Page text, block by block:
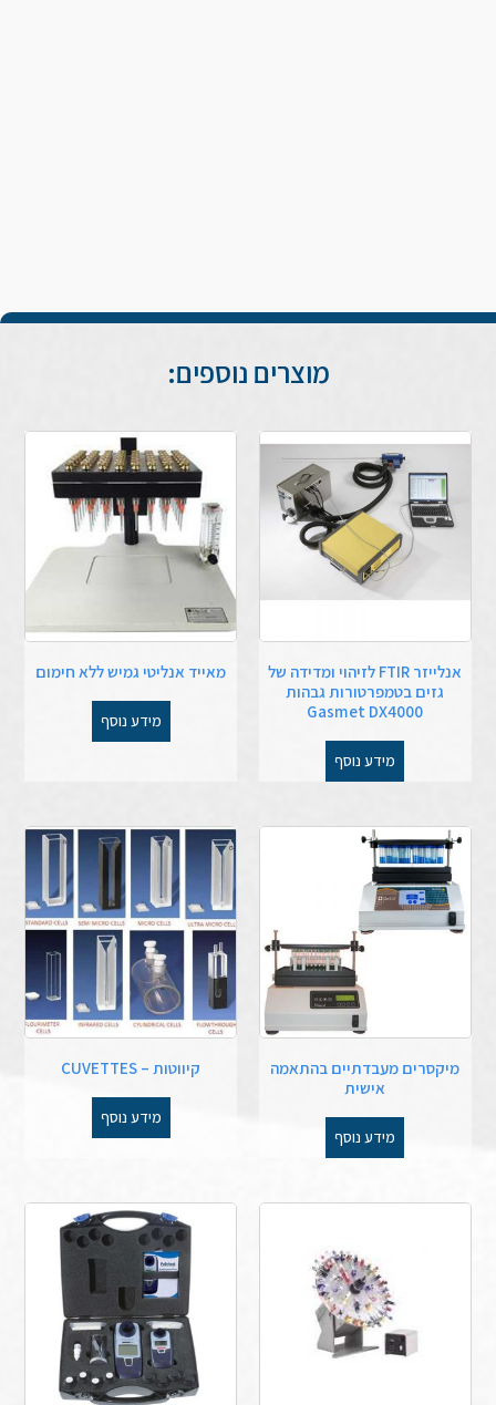
מוצרים נוספים:
אנלייזר FTIR לזיהוי ומדידה של
גזים בטמפרטורות גבהות
Gasmet DX4000
מידע נוסף
מאייד אנליטי גמיש ללא חימום
מידע נוסף
מיקסרים מעבדתיים בהתאמה
אישית
מידע נוסף
קיווטות – CUVETTES
מידע נוסף